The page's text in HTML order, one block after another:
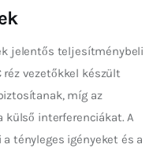
jelentős teljesítménybeli
vezetőkkel készült
míg az
külső interferenciákat. A
tényleges igényeket és a